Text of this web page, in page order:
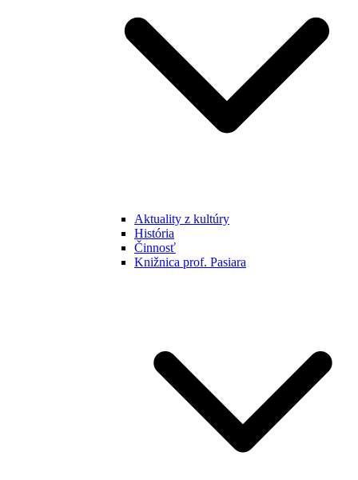
Aktuality z kultúry
História
Činnosť
Knižnica prof. Pasiara